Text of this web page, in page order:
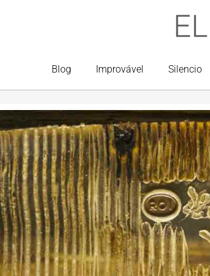
Blog Improvável Silencio